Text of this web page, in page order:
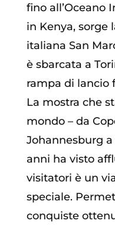
fino all’Oceano
in Kenya, sorge
italiana San
è sbarcata a
rampa di lancio
La mostra che
mondo – da
Johannesburg a
anni ha visto
visitatori è un
speciale.
conquiste